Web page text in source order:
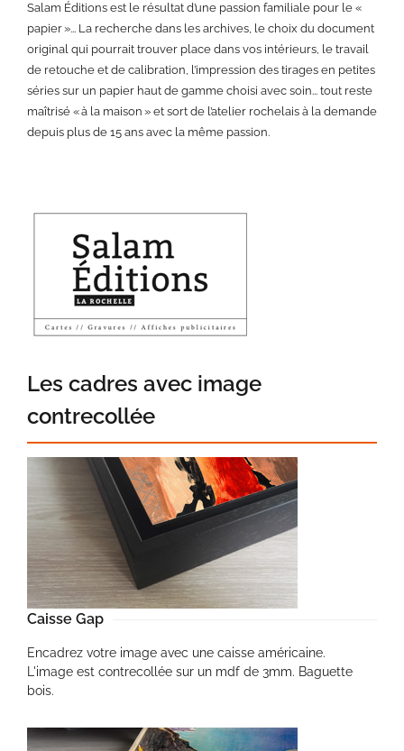
Salam Éditions est le résultat d’une passion familiale pour le «
papier »... La recherche dans les archives, le choix du document
original qui pourrait trouver place dans vos intérieurs, le travail
de retouche et de calibration, l’impression des tirages en petites
séries sur un papier haut de gamme choisi avec soin... tout reste
maîtrisé « à la maison » et sort de l’atelier rochelais à la demande
depuis plus de 15 ans avec la même passion.
Les cadres avec image
contrecollée
Caisse Gap
Encadrez votre image avec une caisse américaine.
L'image est contrecollée sur un mdf de 3mm. Baguette
bois.